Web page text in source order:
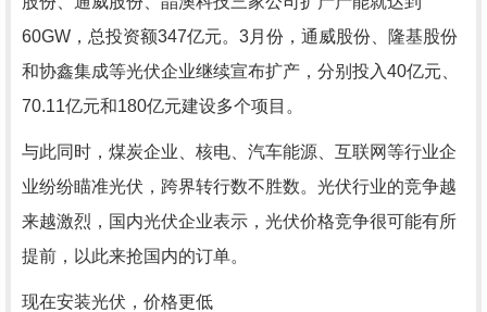
60GW，总投资额347亿元。3月份，通威股份、隆基股份
和协鑫集成等光伏企业继续宣布扩产，分别投入40亿元、
70.11亿元和180亿元建设多个项目。
与此同时，煤炭企业、核电、汽车能源、互联网等行业企
业纷纷瞄准光伏，跨界转行数不胜数。光伏行业的竞争越
来越激烈，国内光伏企业表示，光伏价格竞争很可能有所
提前，以此来抢国内的订单。
现在安装光伏，价格更低